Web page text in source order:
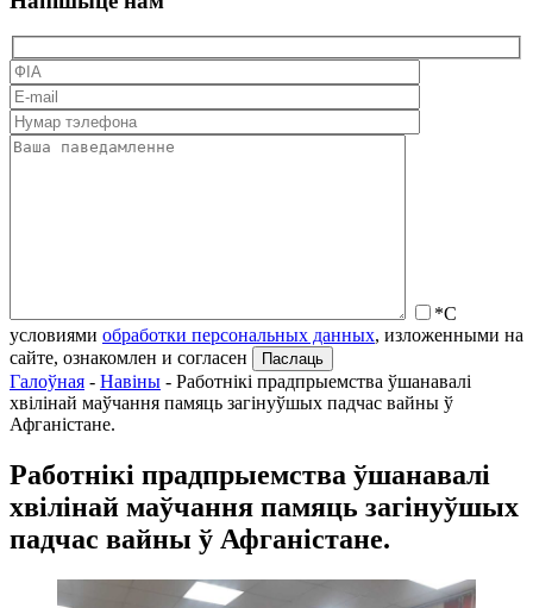
*С
условиями обработки персональных данных, изложенными на
сайте, ознакомлен и согласен
Галоўная - Навіны - Работнікі прадпрыемства ўшанавалі
хвілінай маўчання памяць загінуўшых падчас вайны ў
Афганістане.
Работнікі прадпрыемства ўшанавалі
хвілінай маўчання памяць загінуўшых
падчас вайны ў Афганістане.